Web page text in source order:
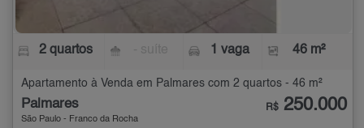
2 quartos 1 vaga 46 m²
Apartamento à Venda em Palmares com 2 quartos - 46 m²
Palmares
São Paulo - Franco da Rocha
R$ 250.000